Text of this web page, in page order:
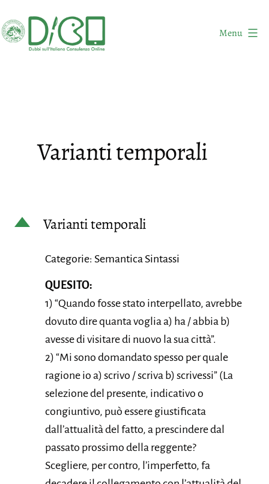
al
contenuto
Menu
Varianti temporali
D Varianti temporali
Categorie: Semantica Sintassi
QUESITO:
1) “Quando fosse stato interpellato, avrebbe
dovuto dire quanta voglia a) ha / abbia b)
avesse di visitare di nuovo la sua città”.
2) “Mi sono domandato spesso per quale
ragione io a) scrivo / scriva b) scrivessi” (La
selezione del presente, indicativo o
congiuntivo, può essere giustificata
dall’attualità del fatto, a prescindere dal
passato prossimo della reggente?
Scegliere, per contro, l’imperfetto, fa